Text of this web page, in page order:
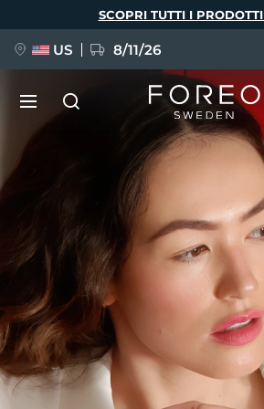
SCOPRI TUTTI I
US 8/11/26
I
FAQ™ Pure Beauty-Tech Elixir
BREAKING NEWS
issa™ Teeth Whitening Set
Lingua
English Deutsch
Français
Polski
Svenska
Türkçe
简体中文